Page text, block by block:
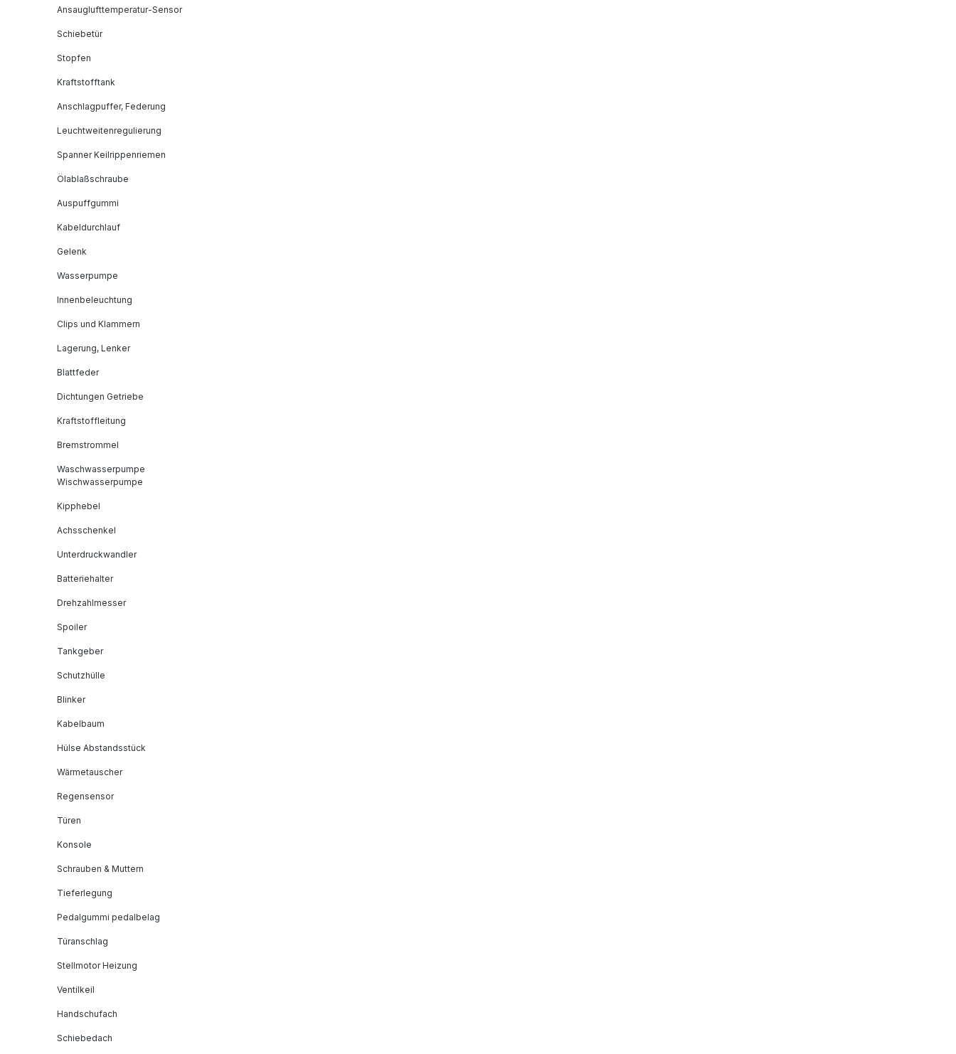
Ansauglufttemperatur-Sensor
Schiebetür
Stopfen
Kraftstofftank
Anschlagpuffer, Federung
Leuchtweitenregulierung
Spanner Keilrippenriemen
Ölablaßschraube
Auspuffgummi
Kabeldurchlauf
Gelenk
Wasserpumpe
Innenbeleuchtung
Clips und Klammern
Lagerung, Lenker
Blattfeder
Dichtungen Getriebe
Kraftstoffleitung
Bremstrommel
Waschwasserpumpe
Wischwasserpumpe
Kipphebel
Achsschenkel
Unterdruckwandler
Batteriehalter
Drehzahlmesser
Spoiler
Tankgeber
Schutzhülle
Blinker
Kabelbaum
Hülse Abstandsstück
Wärmetauscher
Regensensor
Türen
Konsole
Schrauben & Muttern
Tieferlegung
Pedalgummi pedalbelag
Türanschlag
Stellmotor Heizung
Ventilkeil
Handschufach
Schiebedach